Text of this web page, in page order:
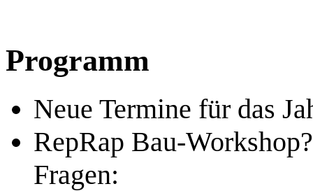
Programm
Neue Termine für das
RepRap Bau-
Fragen: